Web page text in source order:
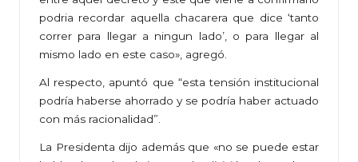
podria recordar aquella chacarera que dice ‘tanto
correr para llegar a ningun lado’, o para llegar al
mismo lado en este caso», agregó.
Al respecto, apuntó que “esta tensión institucional
podría haberse ahorrado y se podría haber actuado
con más racionalidad”.
La Presidenta dijo además que «no se puede estar